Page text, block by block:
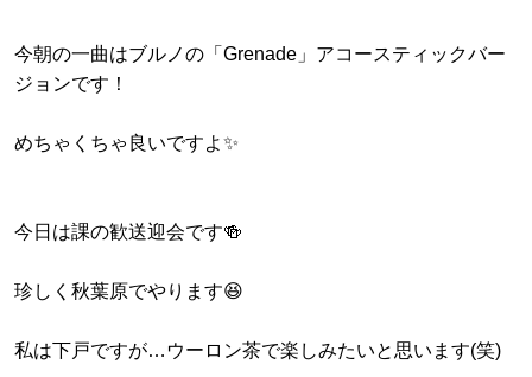
今朝の一曲はブルノの「Grenade」アコースティックバー
ジョンです！
めちゃくちゃ良いですよ✨
今日は課の歓送迎会です🍻
珍しく秋葉原でやります😆
私は下戸ですが…ウーロン茶で楽しみたいと思います(笑)